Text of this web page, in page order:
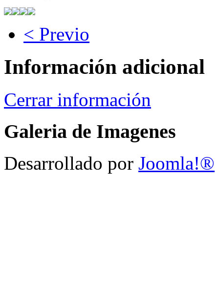
< Previo
Información adicional
Cerrar información
Galeria de Imagenes
Desarrollado por Joomla!®